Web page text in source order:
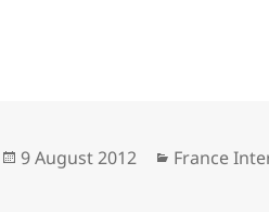
Posted
9 August 2012 Categories
France